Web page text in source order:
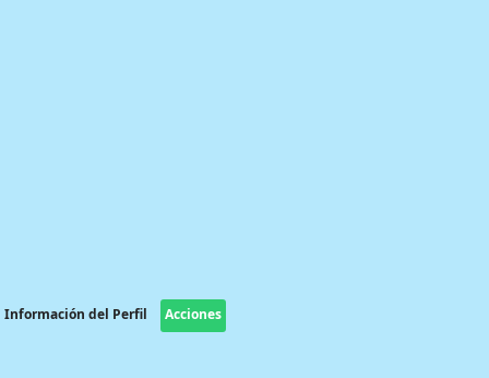
Información del Perfil Acciones